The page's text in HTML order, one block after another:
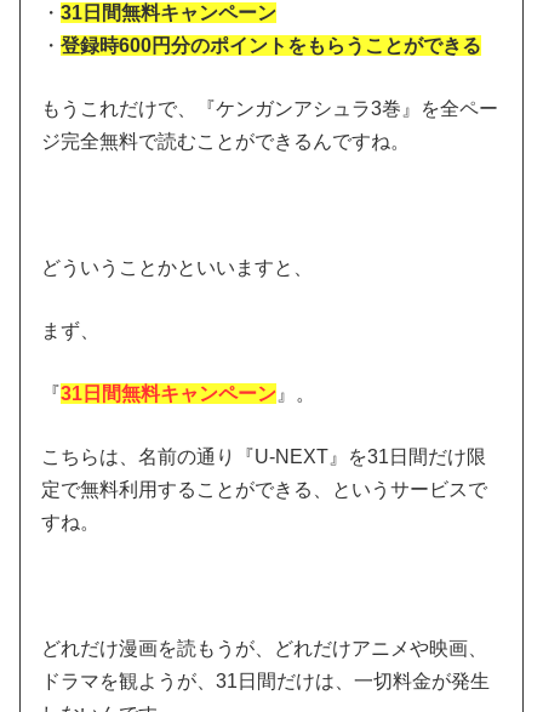
・31日間無料キャンペーン
・登録時600円分のポイントをもらうことができる
もうこれだけで、『ケンガンアシュラ3巻』を全ペー
ジ完全無料で読むことができるんですね。
どういうことかといいますと、
まず、
『31日間無料キャンペーン 』。
こちらは、名前の通り『U-NEXT』を31日間だけ限
定で無料利用することができる、というサービスで
すね。
どれだけ漫画を読もうが、どれだけアニメや映画、
ドラマを観ようが、31日間だけは、一切料金が発生